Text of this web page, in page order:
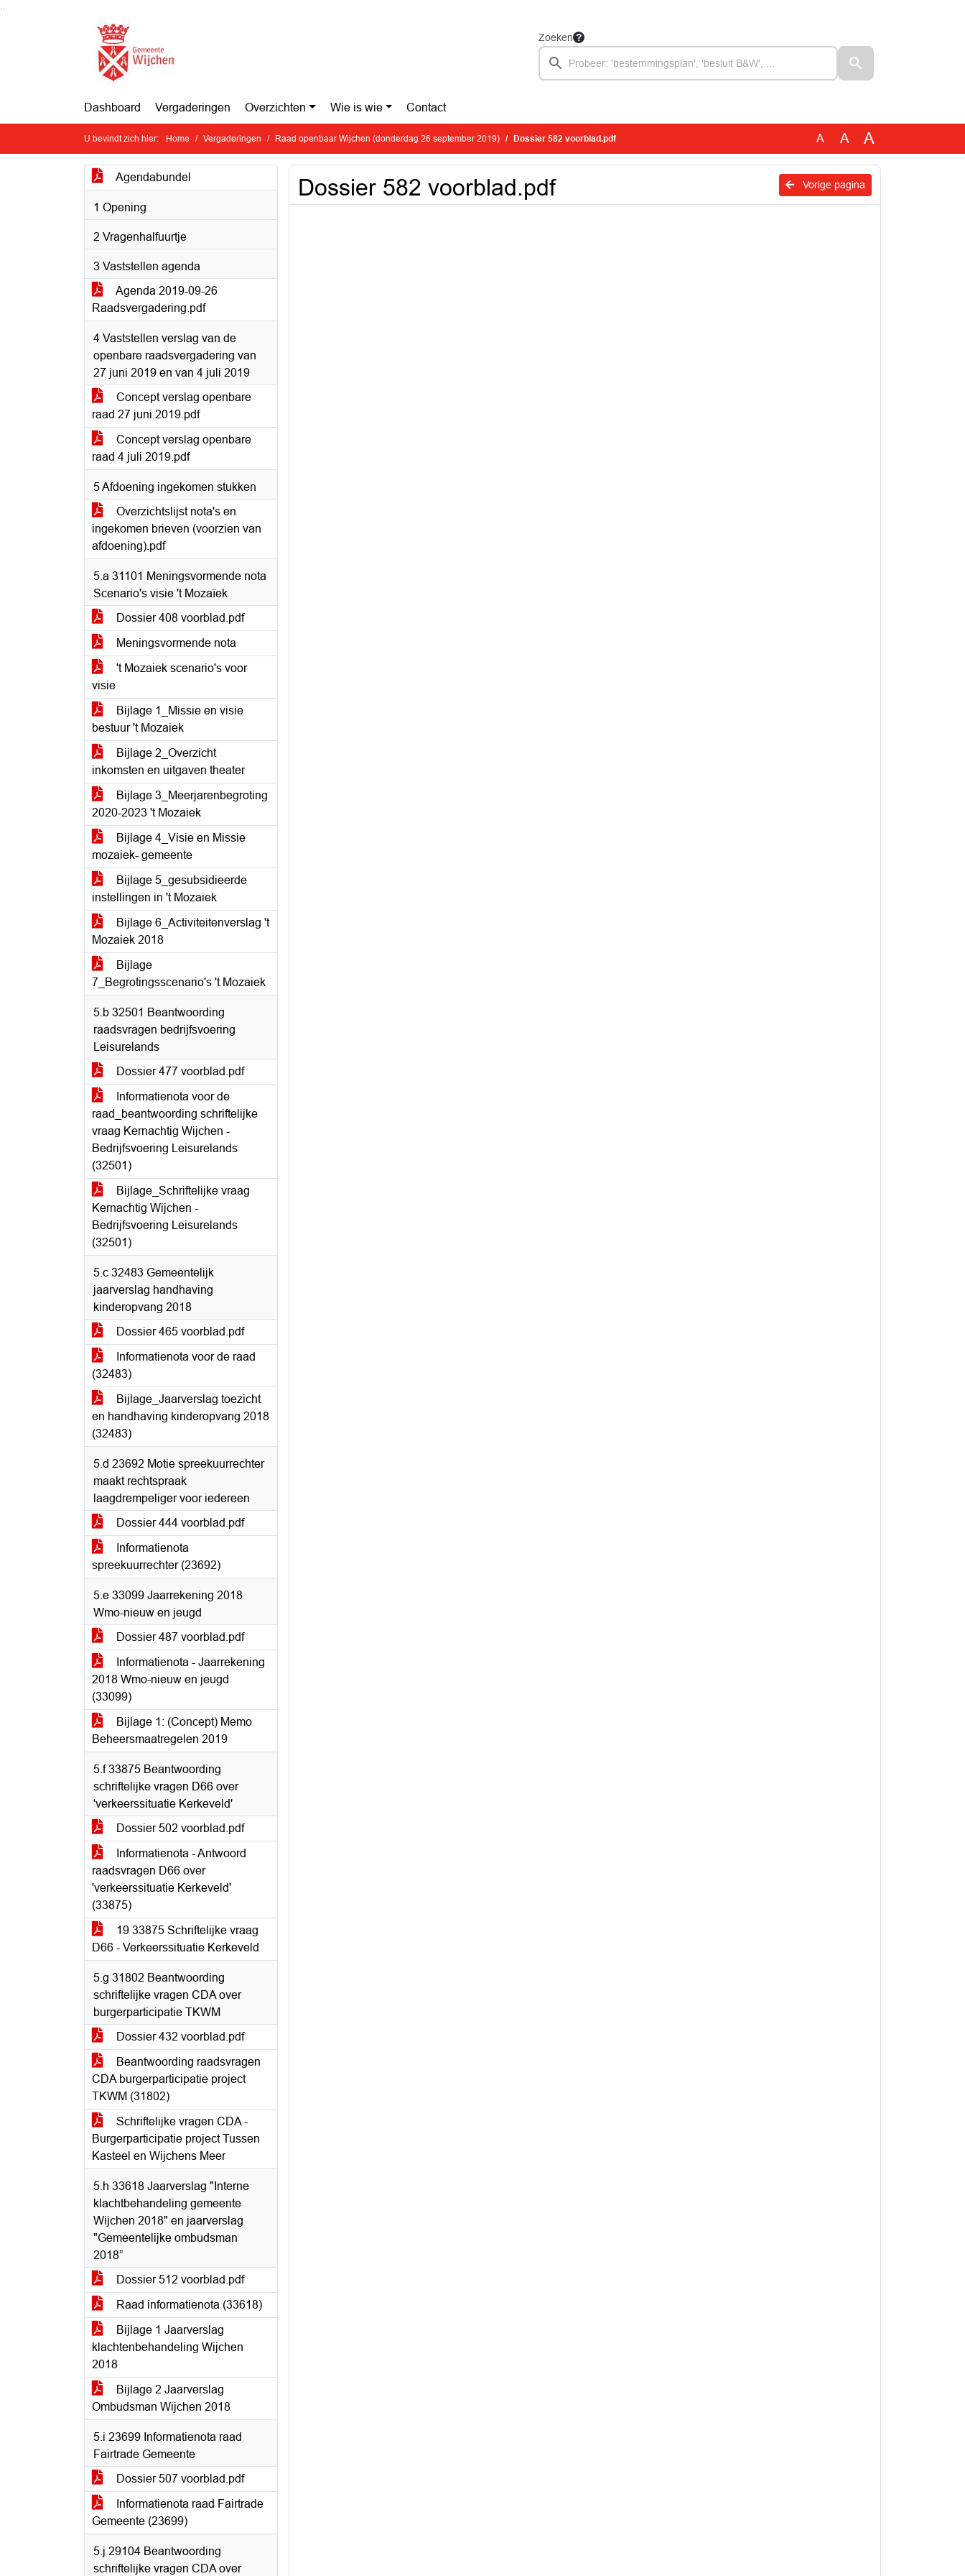
Ga naar de inhoud van deze pagina
Zoeken
Dashboard Vergaderingen Overzichten Wie is wie Contact
U bevindt zich hier: Home Vergaderingen Raad openbaar Wijchen (donderdag 26 september 2019) Dossier 582 voorblad.pdf A A A
Agendabundel
1 Opening
2 Vragenhalfuurtje
3 Vaststellen agenda
Agenda 2019-09-26
Raadsvergadering.pdf
4 Vaststellen verslag van de
openbare raadsvergadering van
27 juni 2019 en van 4 juli 2019
Concept verslag openbare
raad 27 juni 2019.pdf
Concept verslag openbare
raad 4 juli 2019.pdf
5 Afdoening ingekomen stukken
Overzichtslijst nota's en
ingekomen brieven (voorzien van
afdoening).pdf
5.a 31101 Meningsvormende nota
Scenario's visie 't Mozaïek
Dossier 408 voorblad.pdf
Meningsvormende nota
't Mozaiek scenario's voor
visie
Bijlage 1_Missie en visie
bestuur 't Mozaiek
Bijlage 2_Overzicht
inkomsten en uitgaven theater
Bijlage 3_Meerjarenbegroting
2020-2023 't Mozaiek
Bijlage 4_Visie en Missie
mozaiek- gemeente
Bijlage 5_gesubsidieerde
instellingen in 't Mozaiek
Bijlage 6_Activiteitenverslag 't
Mozaiek 2018
Bijlage
7_Begrotingsscenario's 't Mozaiek
5.b 32501 Beantwoording
raadsvragen bedrijfsvoering
Leisurelands
Dossier 477 voorblad.pdf
Informatienota voor de
raad_beantwoording schriftelijke
vraag Kernachtig Wijchen -
Bedrijfsvoering Leisurelands
(32501)
Bijlage_Schriftelijke vraag
Kernachtig Wijchen -
Bedrijfsvoering Leisurelands
(32501)
5.c 32483 Gemeentelijk
jaarverslag handhaving
kinderopvang 2018
Dossier 465 voorblad.pdf
Informatienota voor de raad
(32483)
Bijlage_Jaarverslag toezicht
en handhaving kinderopvang 2018
(32483)
5.d 23692 Motie spreekuurrechter
maakt rechtspraak
laagdrempeliger voor iedereen
Dossier 444 voorblad.pdf
Informatienota
spreekuurrechter (23692)
5.e 33099 Jaarrekening 2018
Wmo-nieuw en jeugd
Dossier 487 voorblad.pdf
Informatienota - Jaarrekening
2018 Wmo-nieuw en jeugd
(33099)
Bijlage 1: (Concept) Memo
Beheersmaatregelen 2019
5.f 33875 Beantwoording
schriftelijke vragen D66 over
'verkeerssituatie Kerkeveld'
Dossier 502 voorblad.pdf
Informatienota - Antwoord
raadsvragen D66 over
'verkeerssituatie Kerkeveld'
(33875)
19 33875 Schriftelijke vraag
D66 - Verkeerssituatie Kerkeveld
5.g 31802 Beantwoording
schriftelijke vragen CDA over
burgerparticipatie TKWM
Dossier 432 voorblad.pdf
Beantwoording raadsvragen
CDA burgerparticipatie project
TKWM (31802)
Schriftelijke vragen CDA -
Burgerparticipatie project Tussen
Kasteel en Wijchens Meer
5.h 33618 Jaarverslag "Interne
klachtbehandeling gemeente
Wijchen 2018" en jaarverslag
"Gemeentelijke ombudsman
2018”
Dossier 512 voorblad.pdf
Raad informatienota (33618)
Bijlage 1 Jaarverslag
klachtenbehandeling Wijchen
2018
Bijlage 2 Jaarverslag
Ombudsman Wijchen 2018
5.i 23699 Informatienota raad
Fairtrade Gemeente
Dossier 507 voorblad.pdf
Informatienota raad Fairtrade
Gemeente (23699)
5.j 29104 Beantwoording
schriftelijke vragen CDA over
Vorige pagina
Dossier 582 voorblad.pdf